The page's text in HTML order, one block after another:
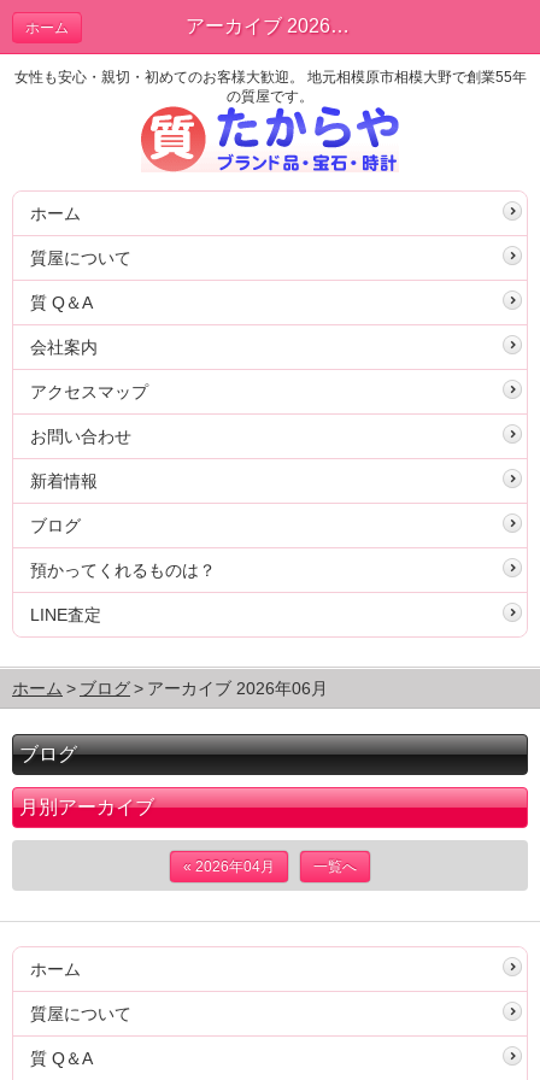
アーカイブ 2026年06月 | ブログ
ホーム
女性も安心・親切・初めてのお客様大歓迎。 地元相模原市相模大野で創業55年
の質屋です。
ホーム
質屋について
質 Q＆A
会社案内
アクセスマップ
お問い合わせ
新着情報
ブログ
預かってくれるものは？
LINE査定
ホーム ブログ アーカイブ 2026年06月
ブログ
月別アーカイブ
« 2026年04月 一覧へ
ホーム
質屋について
質 Q＆A